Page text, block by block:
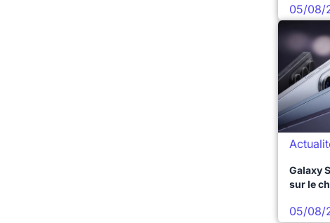
05/08/
Galaxy
sur le
05/08/